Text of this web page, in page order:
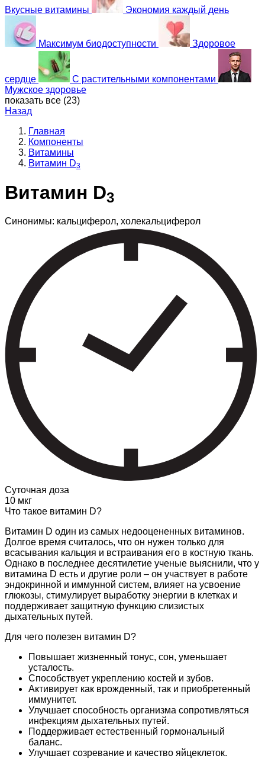
Вкусные витамины Экономия каждый день
Максимум биодоступности Здоровое
сердце
С растительными компонентами
Мужское здоровье
показать все (23)
Назад
Главная
Компоненты
Витамины
Витамин D3
Витамин D3
Синонимы: кальциферол, холекальциферол
Суточная доза
10 мкг
Что такое витамин D?
Витамин D один из самых недооцененных витаминов.
Долгое время считалось, что он нужен только для
всасывания кальция и встраивания его в костную ткань.
Однако в последнее десятилетие ученые выяснили, что у
витамина D есть и другие роли – он участвует в работе
эндокринной и иммунной систем, влияет на усвоение
глюкозы, стимулирует выработку энергии в клетках и
поддерживает защитную функцию слизистых
дыхательных путей.
Для чего полезен витамин D?
Повышает жизненный тонус, сон, уменьшает
усталость.
Способствует укреплению костей и зубов.
Активирует как врожденный, так и приобретенный
иммунитет.
Улучшает способность организма сопротивляться
инфекциям дыхательных путей.
Поддерживает естественный гормональный
баланс.
Улучшает созревание и качество яйцеклеток.